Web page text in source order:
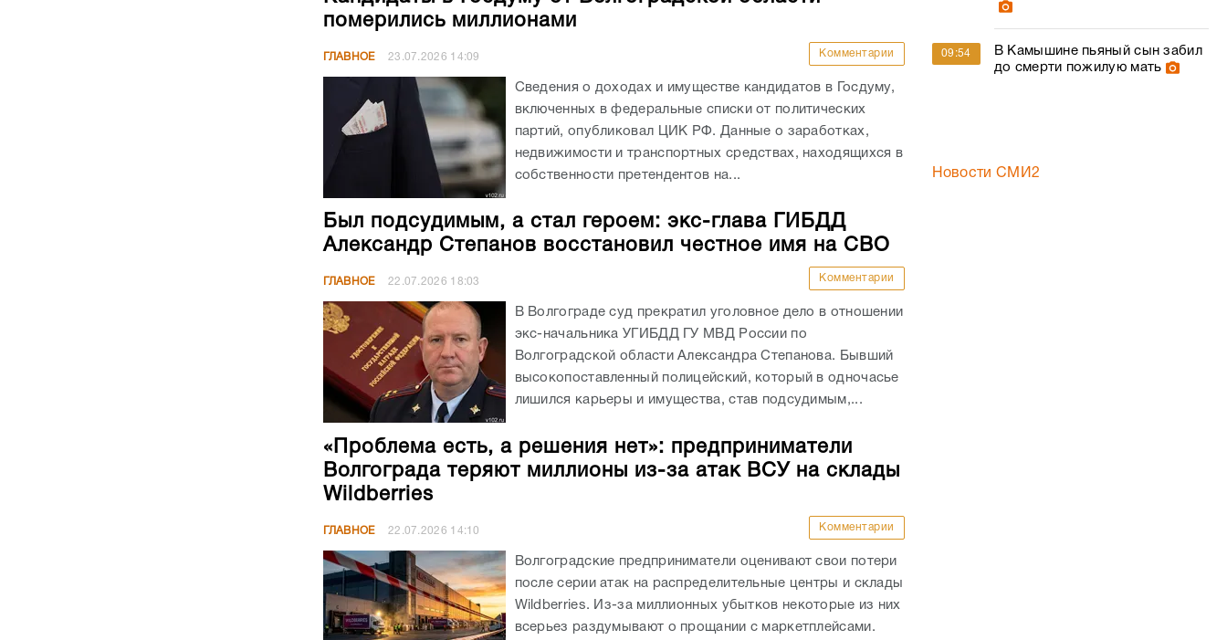
померились миллионами
ГЛАВНОЕ 23.07.2026 14:09 Комментарии
Сведения о доходах и имуществе кандидатов в Госдуму,
включенных в федеральные списки от политических
партий, опубликовал ЦИК РФ. Данные о заработках,
недвижимости и транспортных средствах, находящихся в
собственности претендентов на...
Был подсудимым, а стал героем: экс-глава ГИБДД
Александр Степанов восстановил честное имя на СВО
ГЛАВНОЕ 22.07.2026 18:03 Комментарии
В Волгограде суд прекратил уголовное дело в отношении
экс-начальника УГИБДД ГУ МВД России по
Волгоградской области Александра Степанова. Бывший
высокопоставленный полицейский, который в одночасье
лишился карьеры и имущества, став подсудимым,...
«Проблема есть, а решения нет»: предприниматели
Волгограда теряют миллионы из-за атак ВСУ на склады
Wildberries
ГЛАВНОЕ 22.07.2026 14:10 Комментарии
Волгоградские предприниматели оценивают свои потери
после серии атак на распределительные центры и склады
Wildberries. Из-за миллионных убытков некоторые из них
всерьез раздумывают о прощании с маркетплейсами.
09:54
В Камышине пьяный сын забил
до смерти пожилую мать
Новости СМИ2